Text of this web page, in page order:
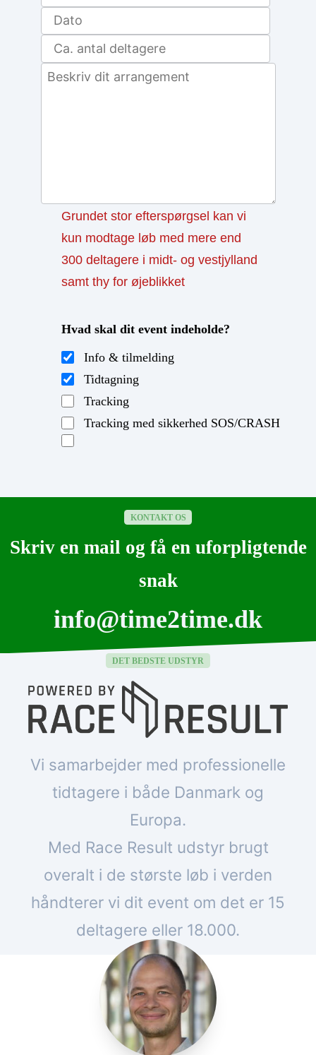
Grundet stor efterspørgsel kan vi
kun modtage løb med mere end
300 deltagere i midt- og vestjylland
samt thy for øjeblikket
Hvad skal dit event indeholde?
Info & tilmelding
Tidtagning
Tracking
Tracking med sikkerhed SOS/CRASH
KONTAKT OS
Skriv en mail og få en uforpligtende
snak
info@time2time.dk
DET BEDSTE UDSTYR
Vi samarbejder med professionelle
tidtagere i både Danmark og
Europa.
Med Race Result udstyr brugt
overalt i de største løb i verden
håndterer vi dit event om det er 15
deltagere eller 18.000.